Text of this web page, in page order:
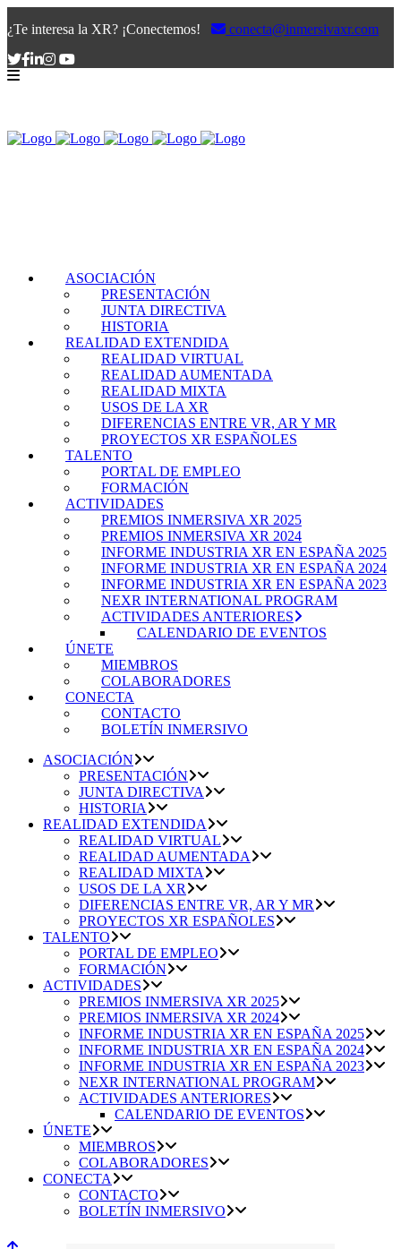
¿Te interesa la XR? ¡Conectemos! conecta@inmersivaxr.com
ASOCIACIÓN
PRESENTACIÓN
JUNTA DIRECTIVA
HISTORIA
REALIDAD EXTENDIDA
REALIDAD VIRTUAL
REALIDAD AUMENTADA
REALIDAD MIXTA
USOS DE LA XR
DIFERENCIAS ENTRE VR, AR Y MR
PROYECTOS XR ESPAÑOLES
TALENTO
PORTAL DE EMPLEO
FORMACIÓN
ACTIVIDADES
PREMIOS INMERSIVA XR 2025
PREMIOS INMERSIVA XR 2024
INFORME INDUSTRIA XR EN ESPAÑA 2025
INFORME INDUSTRIA XR EN ESPAÑA 2024
INFORME INDUSTRIA XR EN ESPAÑA 2023
NEXR INTERNATIONAL PROGRAM
ACTIVIDADES ANTERIORES
CALENDARIO DE EVENTOS
ÚNETE
MIEMBROS
COLABORADORES
CONECTA
CONTACTO
BOLETÍN INMERSIVO
ASOCIACIÓN
PRESENTACIÓN
JUNTA DIRECTIVA
HISTORIA
REALIDAD EXTENDIDA
REALIDAD VIRTUAL
REALIDAD AUMENTADA
REALIDAD MIXTA
USOS DE LA XR
DIFERENCIAS ENTRE VR, AR Y MR
PROYECTOS XR ESPAÑOLES
TALENTO
PORTAL DE EMPLEO
FORMACIÓN
ACTIVIDADES
PREMIOS INMERSIVA XR 2025
PREMIOS INMERSIVA XR 2024
INFORME INDUSTRIA XR EN ESPAÑA 2025
INFORME INDUSTRIA XR EN ESPAÑA 2024
INFORME INDUSTRIA XR EN ESPAÑA 2023
NEXR INTERNATIONAL PROGRAM
ACTIVIDADES ANTERIORES
CALENDARIO DE EVENTOS
ÚNETE
MIEMBROS
COLABORADORES
CONECTA
CONTACTO
BOLETÍN INMERSIVO